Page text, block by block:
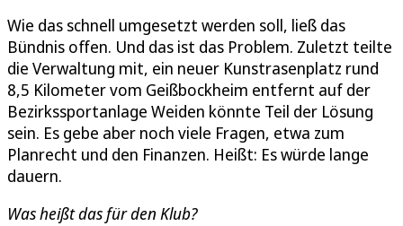
Wie das schnell umgesetzt werden soll, ließ das
Bündnis offen. Und das ist das Problem. Zuletzt teilte
die Verwaltung mit, ein neuer Kunstrasenplatz rund
8,5 Kilometer vom Geißbockheim entfernt auf der
Bezirkssportanlage Weiden könnte Teil der Lösung
sein. Es gebe aber noch viele Fragen, etwa zum
Planrecht und den Finanzen. Heißt: Es würde lange
dauern.
Was heißt das für den Klub?